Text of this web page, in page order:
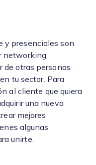
y presenciales son
networking,
de otras personas
tu sector. Para
al cliente que quiera
una nueva
mejores
algunas
unirte.